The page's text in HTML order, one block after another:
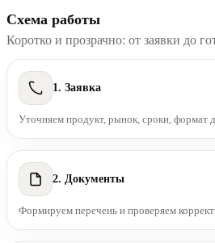
Схема работы
Коротко и прозрачно: от заявки до
1. Заявка
Уточняем продукт, рынок, сроки, формат
2. Документы
Формируем перечень и проверяем